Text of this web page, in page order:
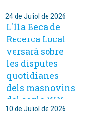
24 de Juliol de 2026
L'11a Beca de
Recerca Local
versarà sobre
les disputes
quotidianes
dels masnovins
del segle XIX
10 de Juliol de 2026